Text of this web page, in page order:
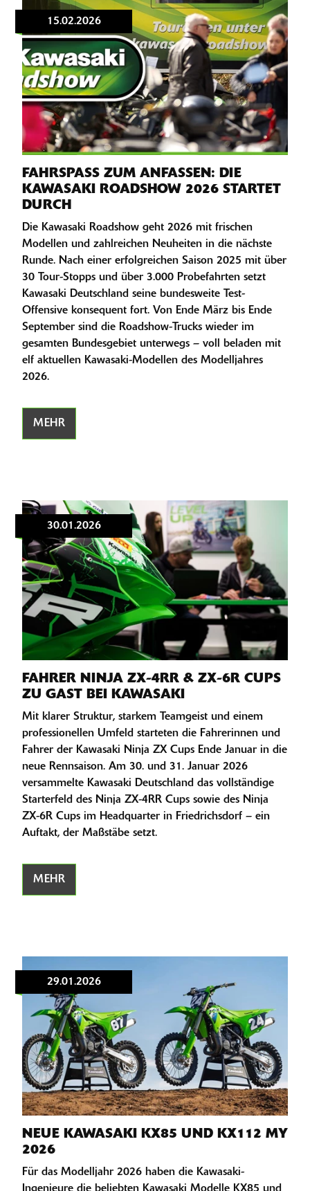
15.02.2026
FAHRSPASS ZUM ANFASSEN: DIE K
AWASAKI ROADSHOW 2026 STARTET D
URCH
Die Kawasaki Roadshow geht 2026 mit frischen
Modellen und zahlreichen Neuheiten in die nächste
Runde. Nach einer erfolgreichen Saison 2025 mit über
30 Tour-Stopps und über 3.000 Probefahrten setzt
Kawasaki Deutschland seine bundesweite Test-
Offensive konsequent fort. Von Ende März bis Ende
September sind die Roadshow-Trucks wieder im
gesamten Bundesgebiet unterwegs – voll beladen mit
elf aktuellen Kawasaki-Modellen des Modelljahres
2026.
MEHR
30.01.2026
FAHRER NINJA ZX-4RR & ZX-6R CUPS
ZU GAST BEI KAWASAKI
Mit klarer Struktur, starkem Teamgeist und einem
professionellen Umfeld starteten die Fahrerinnen und
Fahrer der Kawasaki Ninja ZX Cups Ende Januar in die
neue Rennsaison. Am 30. und 31. Januar 2026
versammelte Kawasaki Deutschland das vollständige
Starterfeld des Ninja ZX-4RR Cups sowie des Ninja
ZX-6R Cups im Headquarter in Friedrichsdorf – ein
Auftakt, der Maßstäbe setzt.
MEHR
29.01.2026
NEUE KAWASAKI KX85 UND KX112 MY
2026
Für das Modelljahr 2026 haben die Kawasaki-